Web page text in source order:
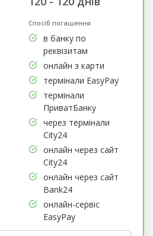
Спосіб погашення
в банку по
реквізитам
онлайн з карти
термінали EasyPay
термінали
ПриватБанку
через термінали
City24
онлайн через сайт
City24
онлайн через сайт
Bank24
онлайн-сервіс
EasyPay